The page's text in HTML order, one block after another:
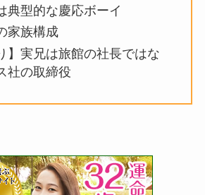
典型的な慶応ボーイ
家族構成
】実兄は旅館の社長ではな
社の取締役